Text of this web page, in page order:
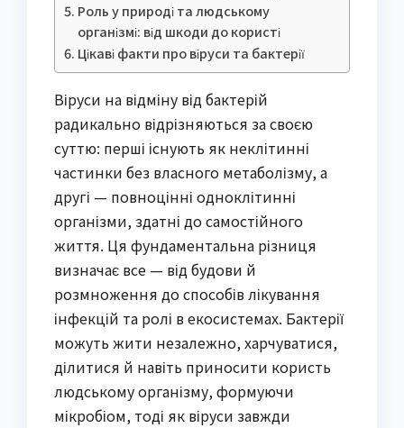
Роль у природі та людському
організмі: від шкоди до користі
Цікаві факти про віруси та бактерії
Віруси на відміну від бактерій
радикально відрізняються за своєю
суттю: перші існують як неклітинні
частинки без власного метаболізму, а
другі — повноцінні одноклітинні
організми, здатні до самостійного
життя. Ця фундаментальна різниця
визначає все — від будови й
розмноження до способів лікування
інфекцій та ролі в екосистемах. Бактерії
можуть жити незалежно, харчуватися,
ділитися й навіть приносити користь
людському організму, формуючи
мікробіом, тоді як віруси завжди